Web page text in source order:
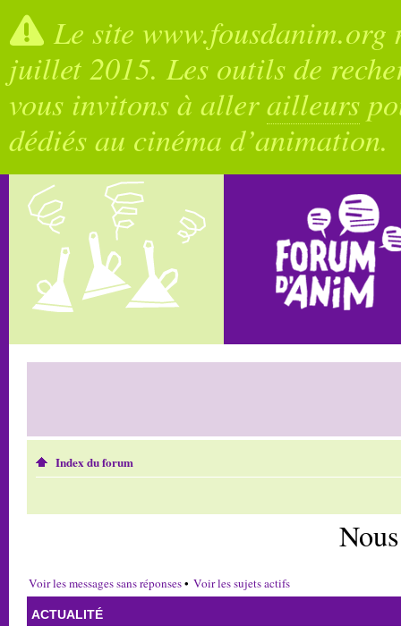
Le site
juillet 2015. Les outils de
vous invitons à allerailleurs
dédiés au cinéma d’animation.
Index du forum
Voir les messages sans réponses• Voir les sujets actifs
ACTUALITÉ